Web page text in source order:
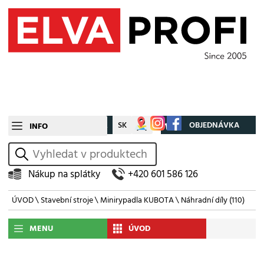
INFO CZ SK Můj účet OBJEDNÁVKA
vyhledat
Nákup na splátky +420 601 586 126
ÚVOD\Stavební stroje\Minirypadla KUBOTA\Náhradní díly(110)
MENU ÚVOD